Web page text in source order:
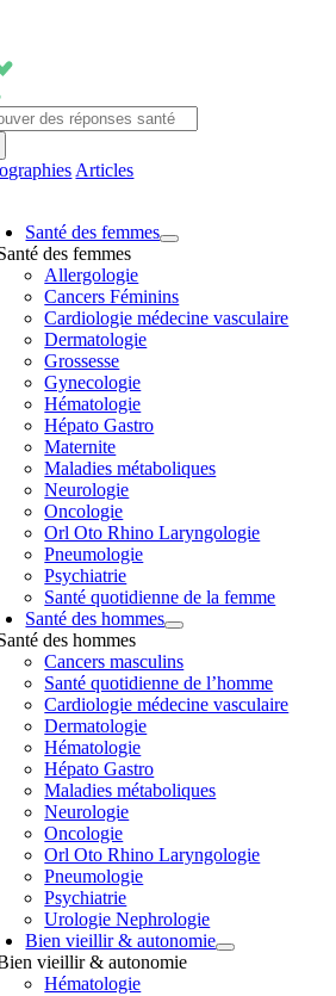
contenu
Articles
Santé des femmes
des femmes
Allergologie
Cancers Féminins
Cardiologie médecine vasculaire
Dermatologie
Grossesse
Gynecologie
Hématologie
Hépato Gastro
Maternite
Maladies métaboliques
Neurologie
Oncologie
Orl Oto Rhino Laryngologie
Pneumologie
Psychiatrie
Santé quotidienne de la femme
Santé des hommes
des hommes
Cancers masculins
Santé quotidienne de l’homme
Cardiologie médecine vasculaire
Dermatologie
Hématologie
Hépato Gastro
Maladies métaboliques
Neurologie
Oncologie
Orl Oto Rhino Laryngologie
Pneumologie
Psychiatrie
Urologie Nephrologie
Bien vieillir & autonomie
vieillir & autonomie
Hématologie